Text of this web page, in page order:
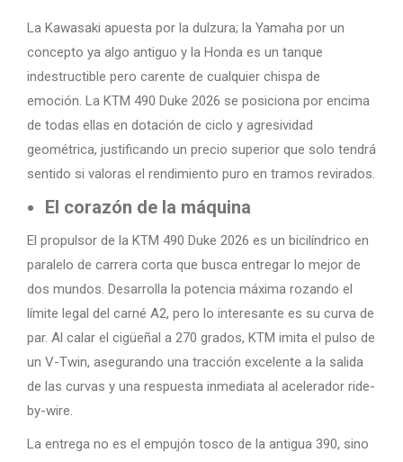
La Kawasaki apuesta por la dulzura; la Yamaha por un
concepto ya algo antiguo y la Honda es un tanque
indestructible pero carente de cualquier chispa de
emoción. La KTM 490 Duke 2026 se posiciona por encima
de todas ellas en dotación de ciclo y agresividad
geométrica, justificando un precio superior que solo tendrá
sentido si valoras el rendimiento puro en tramos revirados.
El corazón de la máquina
El propulsor de la KTM 490 Duke 2026 es un bicilíndrico en
paralelo de carrera corta que busca entregar lo mejor de
dos mundos. Desarrolla la potencia máxima rozando el
límite legal del carné A2, pero lo interesante es su curva de
par. Al calar el cigüeñal a 270 grados, KTM imita el pulso de
un V-Twin, asegurando una tracción excelente a la salida
de las curvas y una respuesta inmediata al acelerador ride-
by-wire.
La entrega no es el empujón tosco de la antigua 390, sino